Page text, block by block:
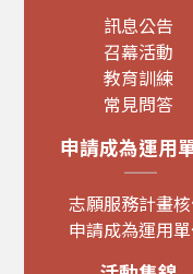
訊息公告
召幕活動
教育訓練
常見問答
申請成為運用
志願服務計畫
申請成為運用